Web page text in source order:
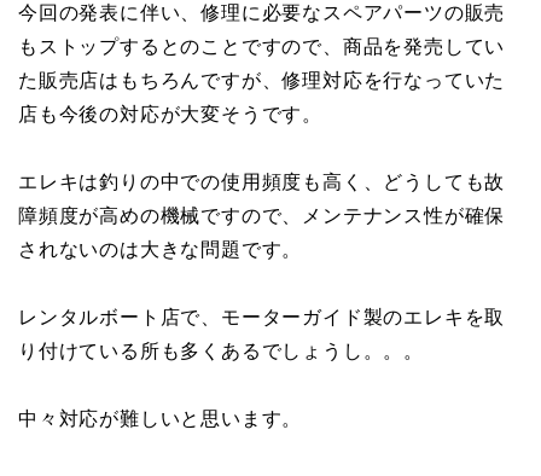
今回の発表に伴い、修理に必要なスペアパーツの販売
もストップするとのことですので、商品を発売してい
た販売店はもちろんですが、修理対応を行なっていた
店も今後の対応が大変そうです。
エレキは釣りの中での使用頻度も高く、どうしても故
障頻度が高めの機械ですので、メンテナンス性が確保
されないのは大きな問題です。
レンタルボート店で、モーターガイド製のエレキを取
り付けている所も多くあるでしょうし。。。
中々対応が難しいと思います。